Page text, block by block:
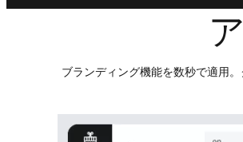
ブランディング機能を数秒で適用